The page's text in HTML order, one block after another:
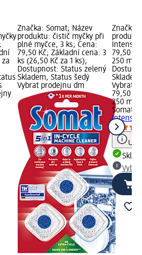
za
Značka: Somat; Název
produktu: čistič myčky při
plné myčce, 3 ks; Cena:
79,50 Kč; Základní cena: 3
ks (26,50 Kč za 1 ks);
Dostupnost: Status zelený
Skladem, Status šedý
Vybrat prodejnu dm
Značka:
79,50
250 ml
Vybrat
79,50 Kč
250 ml
Somat